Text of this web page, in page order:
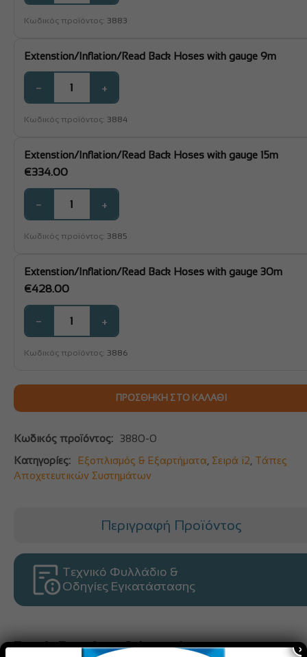
Κωδικός προϊόντος: 3883
Extenstion/Inflation/Read Back Hoses with gauge 9m
− +
Κωδικός προϊόντος: 3884
Extenstion/Inflation/Read Back Hoses with gauge 15m
€334.00
− +
Κωδικός προϊόντος: 3885
Extenstion/Inflation/Read Back Hoses with gauge 30m
€428.00
− +
Κωδικός προϊόντος: 3886
ΠΡΟΣΘΉΚΗ ΣΤΟ ΚΑΛΆΘΙ
Κωδικός προϊόντος:
3880-0
Κατηγορίες:
Εξοπλισμός & Εξαρτήματα Σειρά i2 Τάπες
Αποχετευτικών Συστημάτων
Περιγραφή Προϊόντος
Τεχνικό Φυλλάδιο &
Οδηγίες Εγκατάστασης
Συχνές Ερωτήσεις & Απαντήσεις ×